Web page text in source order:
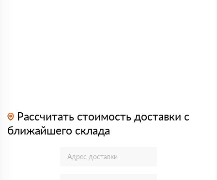
Рассчитать стоимость доставки с
ближайшего склада